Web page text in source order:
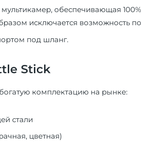
мультикамер, обеспечивающая
исключается возможность
под шланг.
Stick
комплектацию на рынке:
стали
цветная)